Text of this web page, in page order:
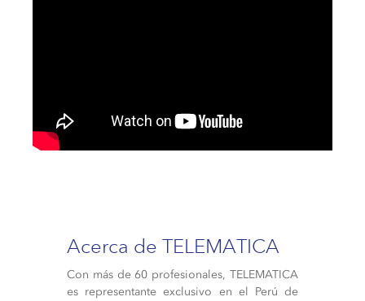
Acerca de TELEMATICA
Con más de 60 profesionales, TELEMATICA
es representante exclusivo en el Perú de